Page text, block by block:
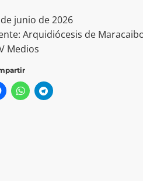
junio de 2026
Arquidiócesis de
Medios